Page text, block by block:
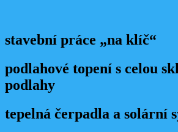
stavební práce „na klíč“
podlahové topení s celou
podlahy
tepelná čerpadla a solární